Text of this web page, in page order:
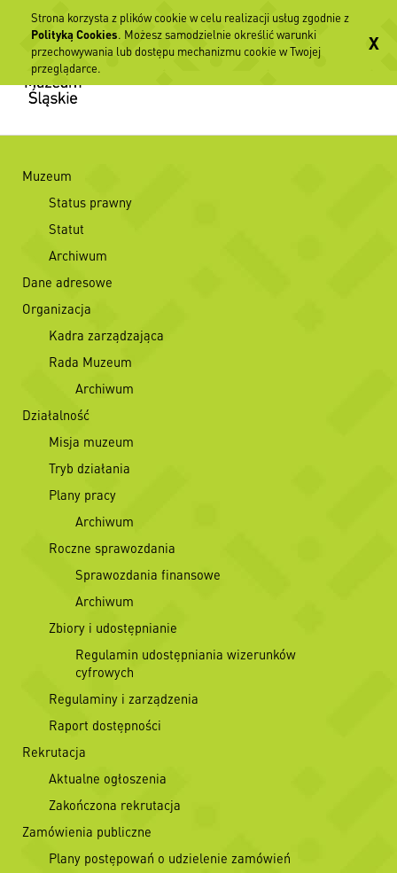
Muzeum
Status prawny
Statut
Archiwum
Dane adresowe
Organizacja
Kadra zarządzająca
Rada Muzeum
Archiwum
Działalność
Misja muzeum
Tryb działania
Plany pracy
Archiwum
Roczne sprawozdania
Sprawozdania finansowe
Archiwum
Zbiory i udostępnianie
Regulamin udostępniania wizerunków
cyfrowych
Regulaminy i zarządzenia
Raport dostępności
Rekrutacja
Aktualne ogłoszenia
Zakończona rekrutacja
Zamówienia publiczne
Plany postępowań o udzielenie zamówień
Strona korzysta z plików cookie w celu realizacji usług zgodnie z
Polityką Cookies. Możesz samodzielnie określić warunki
przechowywania lub dostępu mechanizmu cookie w Twojej
przeglądarce.
X